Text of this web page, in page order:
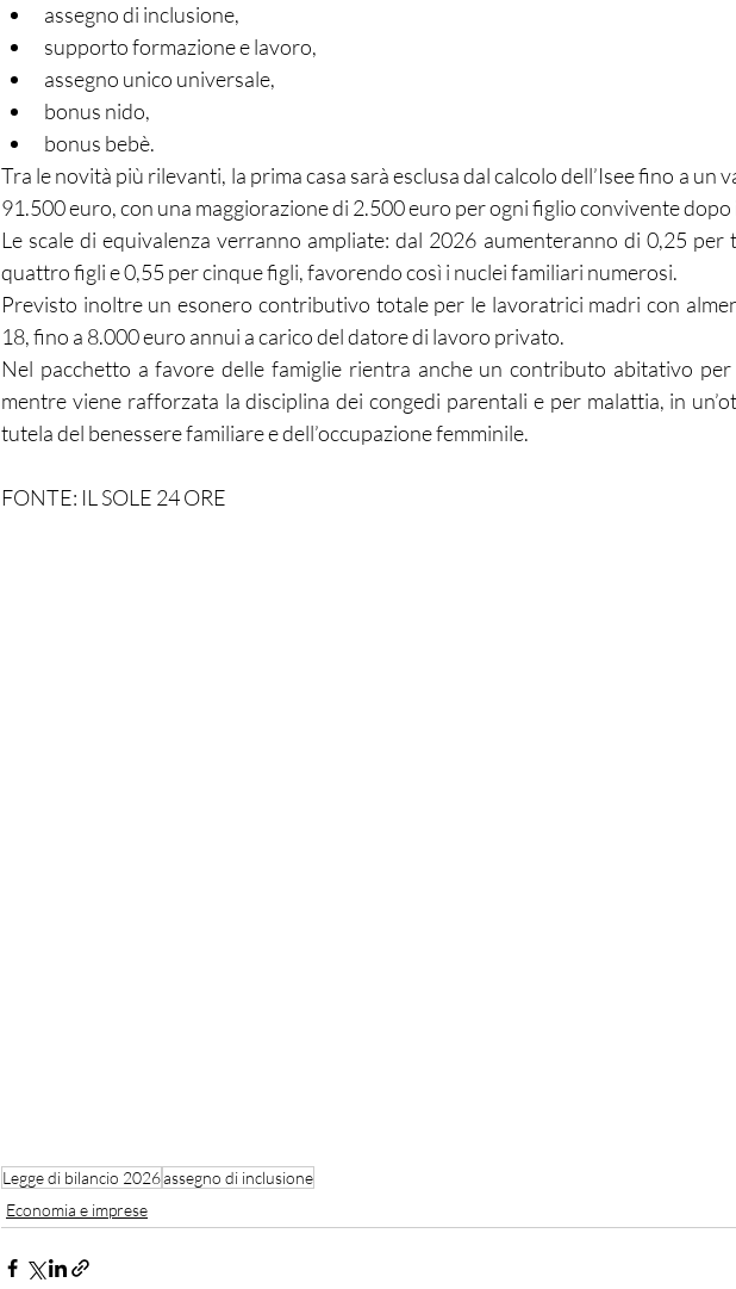
assegno di inclusione,
supporto formazione e lavoro,
assegno unico universale,
bonus nido,
bonus bebè.
Tra le novità più rilevanti, la prima casa sarà esclusa dal calcolo dell’Isee fino a un
91.500 euro, con una maggiorazione di 2.500 euro per ogni figlio convivente dopo
Le scale di equivalenza verranno ampliate: dal 2026 aumenteranno di 0,25
quattro figli e 0,55 per cinque figli, favorendo così i nuclei familiari numerosi.
Previsto inoltre un esonero contributivo totale per le lavoratrici madri con
18, fino a 8.000 euro annui a carico del datore di lavoro privato.
Nel pacchetto a favore delle famiglie rientra anche un contributo abitativo
mentre viene rafforzata la disciplina dei congedi parentali e per malattia, in
tutela del benessere familiare e dell’occupazione femminile.
FONTE: IL SOLE 24 ORE
Legge di bilancio 2026assegno di inclusione
Economia e imprese